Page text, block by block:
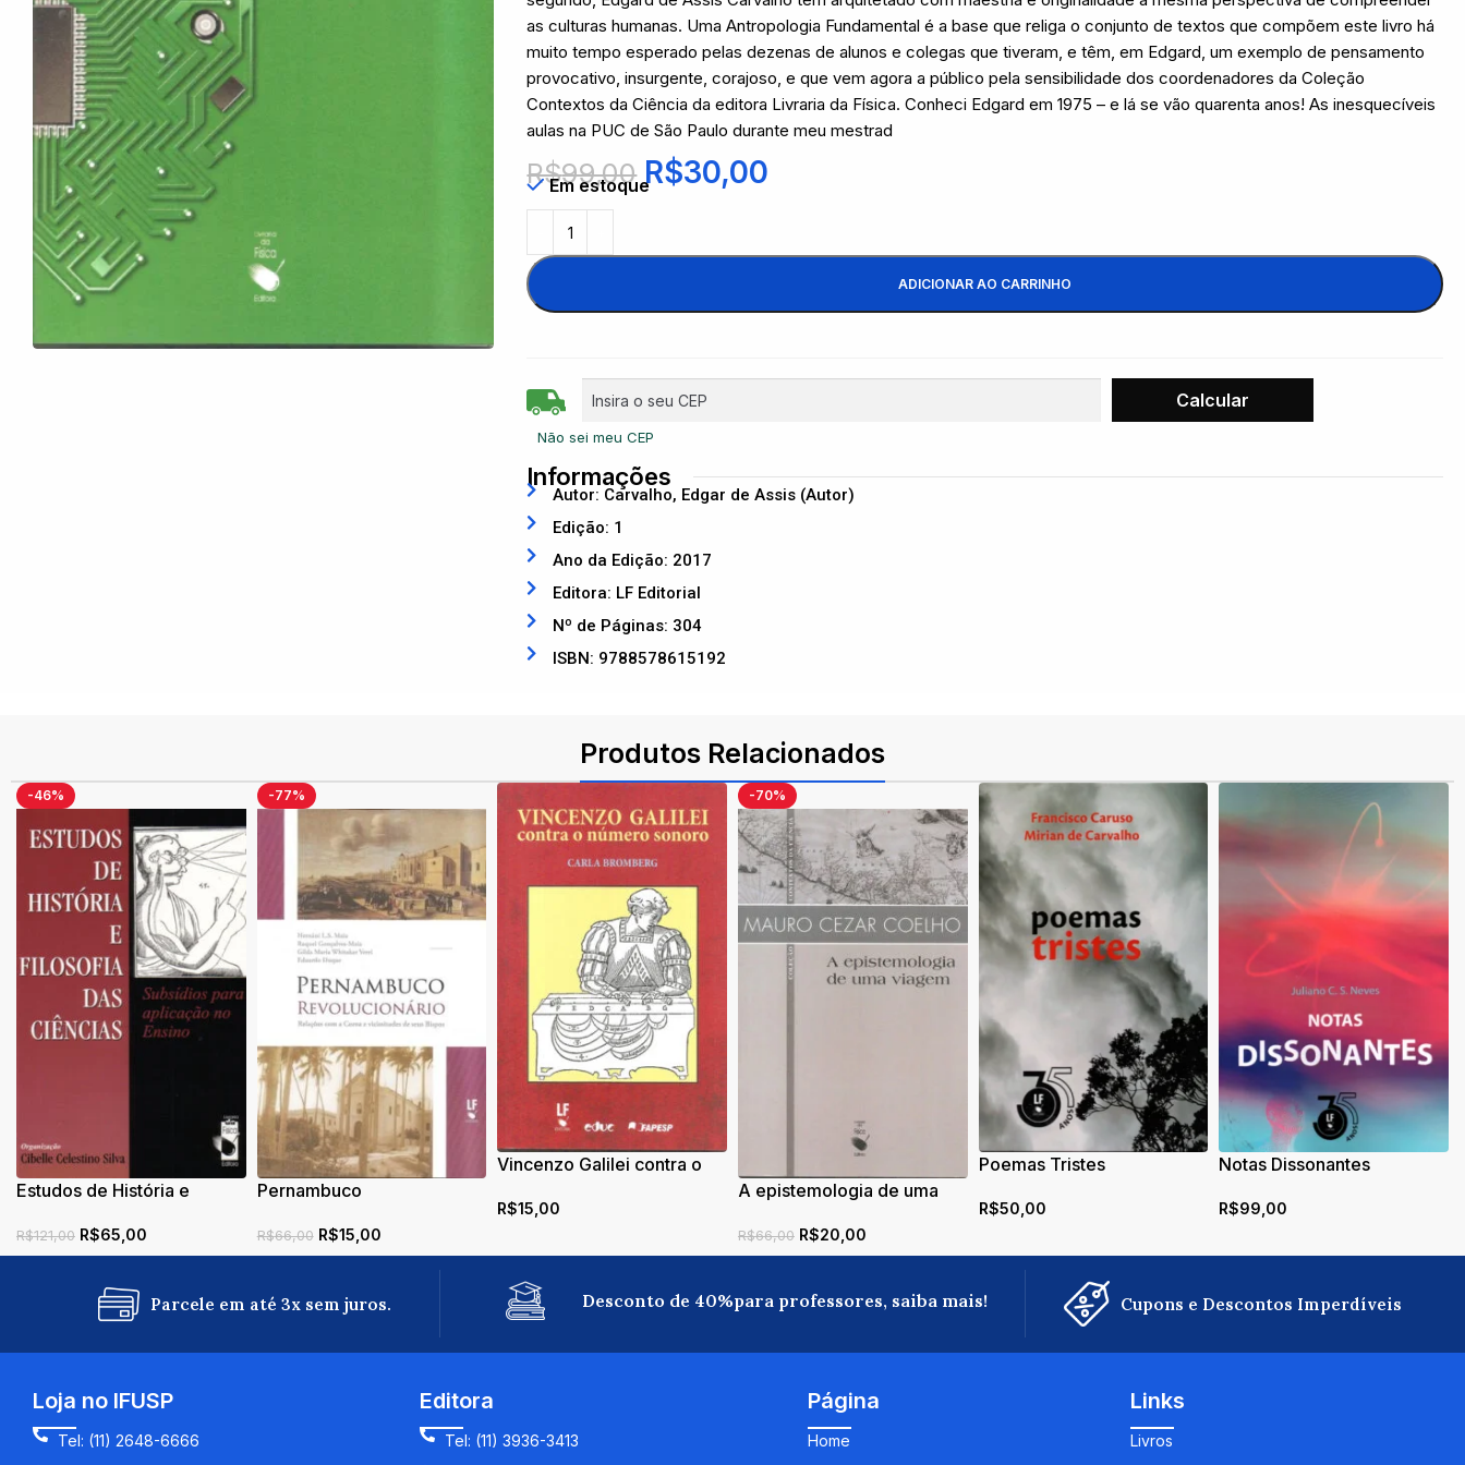
as culturas humanas. Uma Antropologia Fundamental é a base que religa o conjunto de textos que compõem este livro há
muito tempo esperado pelas dezenas de alunos e colegas que tiveram, e têm, em Edgard, um exemplo de pensamento
provocativo, insurgente, corajoso, e que vem agora a público pela sensibilidade dos coordenadores da Coleção
Contextos da Ciência da editora Livraria da Física. Conheci Edgard em 1975 – e lá se vão quarenta anos! As inesquecíveis
aulas na PUC de São Paulo durante meu mestrad
R$99,00 R$30,00
Em estoque
ADICIONAR AO CARRINHO
Não sei meu CEP
Informações
Autor: Carvalho, Edgar de Assis (Autor)
Edição: 1
Ano da Edição: 2017
Editora: LF Editorial
Nº de Páginas: 304
ISBN: 9788578615192
Produtos Relacionados
-46%
Estudos de História e
Subsídios para Aplicação
no Ensino
R$121,00 R$65,00
-77%
Pernambuco
com a Coroa e vicissitudes
de seus Bispos
R$66,00 R$15,00
Vincenzo Galilei contra o
R$15,00
-70%
A epistemologia de uma
R$66,00 R$20,00
Poemas Tristes
R$50,00
Notas Dissonantes
R$99,00
Parcele em até 3x sem juros. Desconto de 40%para professores, saiba mais! Cupons e Descontos Imperdíveis
Loja no IFUSP
Tel: (11) 2648-6666
Editora
Tel: (11) 3936-3413
Página
Home
Links
Livros